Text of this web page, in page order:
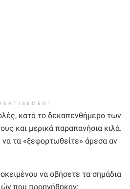
κατά το δεκαπενθήμερο των
και μερικά παραπανήσια κιλά.
τα «ξεφορτωθείτε» άμεσα αν
να σβήσετε τα σημάδια
που προηγήθηκαν;